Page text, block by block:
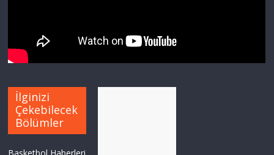
İlginizi
Çekebilecek
Bölümler